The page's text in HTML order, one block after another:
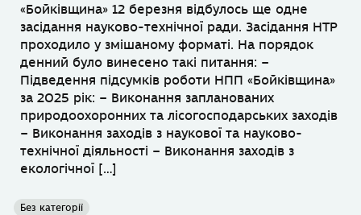
«Бойківщина» 12 березня відбулось ще одне
засідання науково-технічної ради. Засідання НТР
проходило у змішаному форматі. На порядок
денний було винесено такі питання: –
Підведення підсумків роботи НПП «Бойківщина»
за 2025 рік: – Виконання запланованих
природоохоронних та лісогосподарських заходів
– Виконання заходів з наукової та науково-
технічної діяльності – Виконання заходів з
екологічної […]
Без категорії